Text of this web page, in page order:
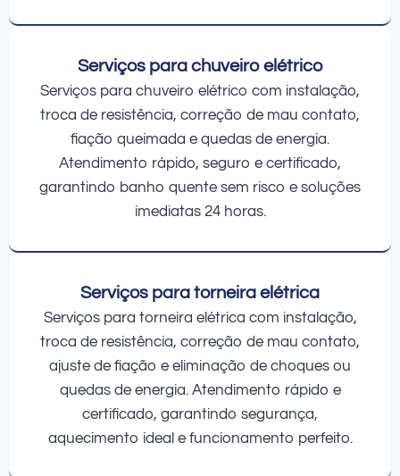
Serviços para chuveiro elétrico
Serviços para chuveiro elétrico com instalação,
troca de resistência, correção de mau contato,
fiação queimada e quedas de energia.
Atendimento rápido, seguro e certificado,
garantindo banho quente sem risco e soluções
imediatas 24 horas.
Serviços para torneira elétrica
Serviços para torneira elétrica com instalação,
troca de resistência, correção de mau contato,
ajuste de fiação e eliminação de choques ou
quedas de energia. Atendimento rápido e
certificado, garantindo segurança,
aquecimento ideal e funcionamento perfeito.